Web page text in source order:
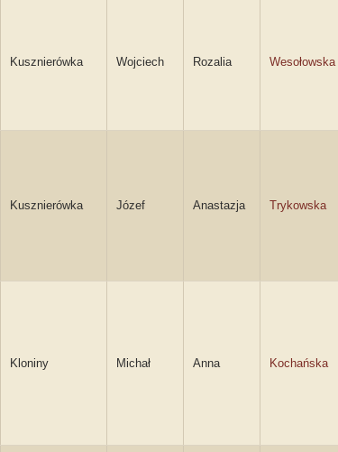
Kusznierówka Wojciech Rozalia Wesołowska
Kusznierówka Józef Anastazja Trykowska
Kloniny Michał Anna Kochańska